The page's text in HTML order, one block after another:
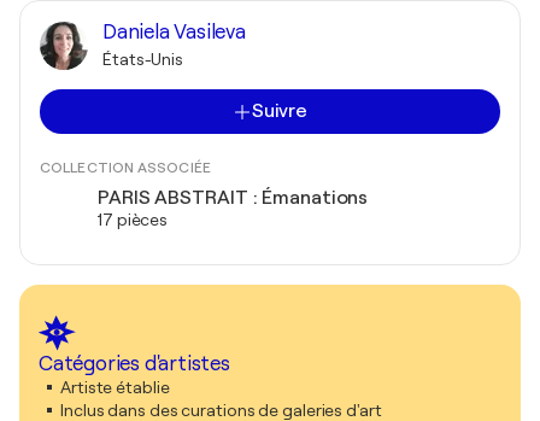
Daniela Vasileva
États-Unis
Suivre
COLLECTION ASSOCIÉE
PARIS ABSTRAIT : Émanations
17 pièces
Catégories d'artistes
Artiste établie
Inclus dans des curations de galeries d'art